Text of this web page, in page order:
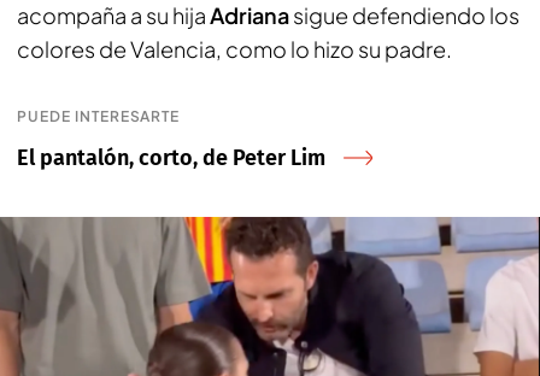
acompaña a su hijaAdrianasigue defendiendo los
colores de Valencia, como lo hizo su padre.
PUEDE INTERESARTE
El pantalón, corto, de Peter Lim